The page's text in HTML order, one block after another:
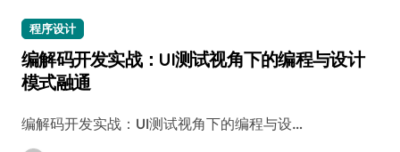
程序设计
编解码开发实战：UI测试视角下的编程与设计
模式融通
编解码开发实战：UI测试视角下的编程与设…